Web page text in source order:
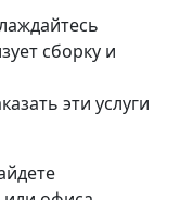
сборку и
эти услуги